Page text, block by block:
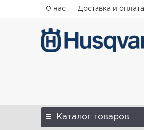
О нас Доставка и оплата
Каталог товаров